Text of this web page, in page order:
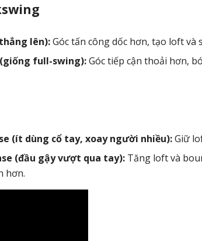
lên):Góc tấn công dốc hơn, tạo loft và
full-swing):Góc tiếp cận thoải hơn,
(ít dùng cổ tay, xoay người nhiều):Giữ
(đầu gậy vượt qua tay):Tăng loft và
hơn.